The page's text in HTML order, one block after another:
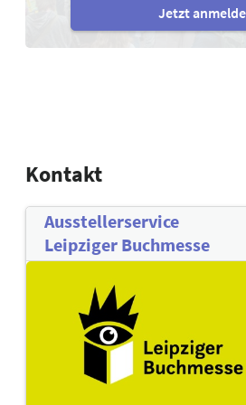
Jetzt
Kontakt
Ausstellerservice
Leipziger Buchmesse